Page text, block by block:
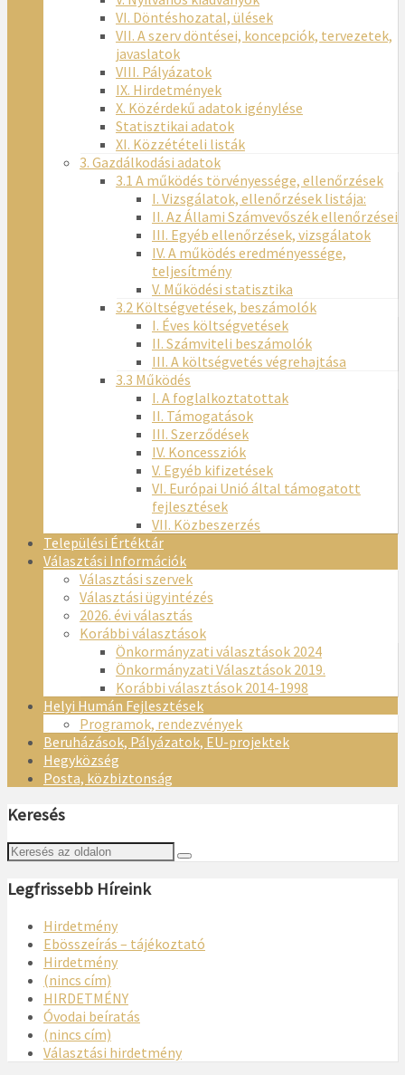
VI. Döntéshozatal, ülések
VII. A szerv döntései, koncepciók, tervezetek,
javaslatok
VIII. Pályázatok
IX. Hirdetmények
X. Közérdekű adatok igénylése
Statisztikai adatok
XI. Közzétételi listák
3. Gazdálkodási adatok
3.1 A működés törvényessége, ellenőrzések
I. Vizsgálatok, ellenőrzések listája:
II. Az Állami Számvevőszék ellenőrzései
III. Egyéb ellenőrzések, vizsgálatok
IV. A működés eredményessége,
teljesítmény
V. Működési statisztika
3.2 Költségvetések, beszámolók
I. Éves költségvetések
II. Számviteli beszámolók
III. A költségvetés végrehajtása
3.3 Működés
I. A foglalkoztatottak
II. Támogatások
III. Szerződések
IV. Koncessziók
V. Egyéb kifizetések
VI. Európai Unió által támogatott
fejlesztések
VII. Közbeszerzés
Települési Értéktár
Választási Információk
Választási szervek
Választási ügyintézés
2026. évi választás
Korábbi választások
Önkormányzati választások 2024
Önkormányzati Választások 2019.
Korábbi választások 2014-1998
Helyi Humán Fejlesztések
Programok, rendezvények
Beruházások, Pályázatok, EU-projektek
Hegyközség
Posta, közbiztonság
Keresés
Legfrissebb Híreink
Hirdetmény
Ebösszeírás – tájékoztató
Hirdetmény
(nincs cím)
HIRDETMÉNY
Óvodai beíratás
(nincs cím)
Választási hirdetmény